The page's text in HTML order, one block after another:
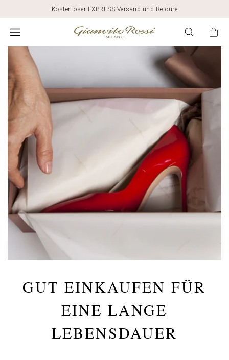
Kostenloser EXPRESS-Versand und Retoure
SUSTAINABILITY
AND
FASHION:
GIANVITO
ROSSI'S
COMMITMENT
GUT EINKAUFEN FÜR
EINE LANGE
LEBENSDAUER